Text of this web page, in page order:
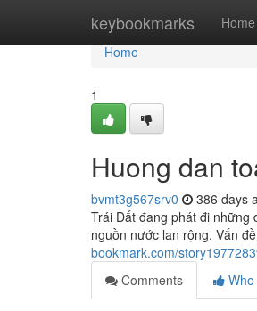
keybookmarks Home
Home
Home
1
Huong dan
bvmt3g567srv0 386 days
Trái Đất đang phát đi những
nguồn nước lan rộng. Vấn
bookmark.com/
Comments